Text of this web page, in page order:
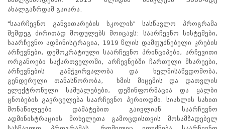
პოლიტიკა
ანგარიშები
მემორანდუმი
მიღწევები
ხარისხის
პოლიტიკა
სიახლეები
საჯარო
ინფორმაცია
სასწავლო
პროექტები
ახალგაზრდამ გაიარა.
"საარჩევნო განვითარების სკოლის" სასწავლო პროგრამა
შემდეგ ძირითად მოდულებს მოიცავს: საარჩევნო სისტემები,
საარჩევნო ადმინისტრაცია, 1919 წლის დამფუძნებელი კრების
არჩევნები, დემოკრატიული საარჩევნო პრინციპები, არჩევითი
ორგანოები საქართველოში, არჩევნებში ჩართული მხარეები,
არჩევნების გამჭვირვალობა და ხელმისაწვდომობა,
გენდერული თანასწორობა, ხმის მიცემის და დათვლის
ელექტრონული საშუალებები, დეზინფორმაცია და ყალბი
ცნობების გავრცელება საარჩევნო პერიოდში. სიახლის სახით
მონაწილეები დამატებით გაივლიან საარჩევნო
ადმინისტრაციის მოხელეთა გამოცდისთვის მოსამზადებელ